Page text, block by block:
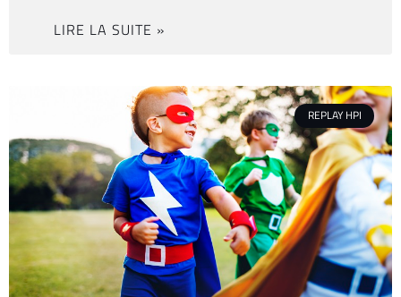
LIRE LA SUITE »
REPLAY HPI